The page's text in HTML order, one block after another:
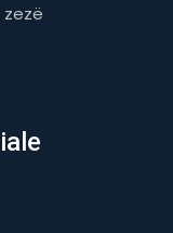
zezë